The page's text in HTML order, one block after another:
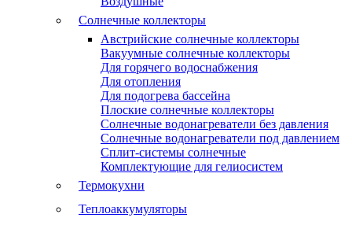
Солнечные коллекторы
Австрийские солнечные коллекторы
Вакуумные солнечные коллекторы
Для горячего водоснабжения
Для отопления
Для подогрева бассейна
Плоские солнечные коллекторы
Солнечные водонагреватели без давления
Солнечные водонагреватели под давлением
Сплит-системы солнечные
Комплектующие для гелиосистем
Термокухни
Теплоаккумуляторы